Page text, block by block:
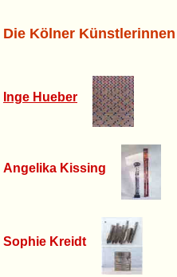
Die Kölner Künstlerinnen
Inge Hueber
Angelika Kissing
Sophie Kreidt